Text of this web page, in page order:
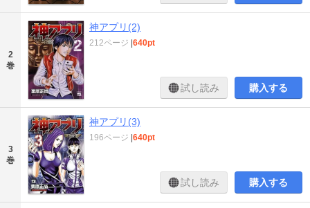
2
巻
神アプリ(2)
212ページ |640pt
試し読み 購入する
3
巻
神アプリ(3)
196ページ |640pt
試し読み 購入する